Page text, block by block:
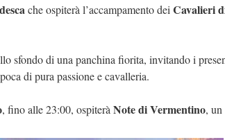
che ospiterà l’accampamento dei Cavalieri
sfondo di una panchina fiorita, invitando i
di pura passione e cavalleria.
, fino alle 23:00, ospiterà Note di Vermentino,